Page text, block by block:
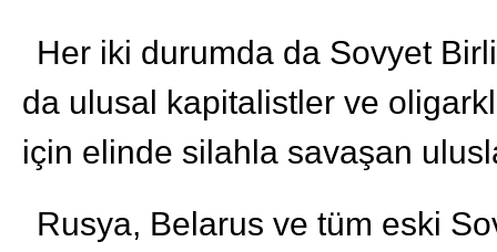
Her iki durumda da Sovyet
da ulusal kapitalistler ve
için elinde silahla savaşan
Rusya, Belarus ve tüm eski